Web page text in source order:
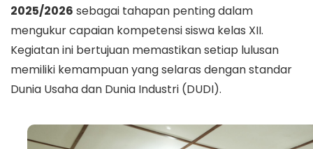
2025/2026 sebagai tahapan penting dalam
mengukur capaian kompetensi siswa kelas XII.
Kegiatan ini bertujuan memastikan setiap lulusan
memiliki kemampuan yang selaras dengan standar
Dunia Usaha dan Dunia Industri (DUDI).